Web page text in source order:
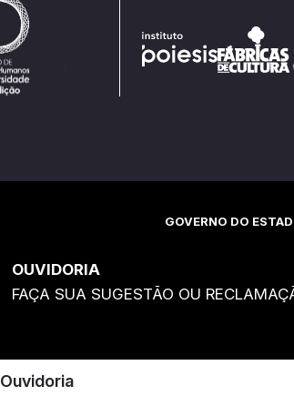
GOVERNO DO
OUVIDORIA
FAÇA SUA SUGESTÃO OU
Ouvidoria